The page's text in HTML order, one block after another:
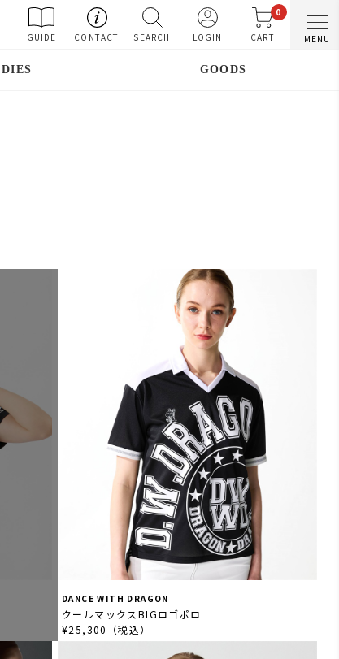
GUIDE CONTACT SEARCH LOGIN
0
CART MENU
GOODS
DANCE WITH DRAGON
クールマックスBIGロゴポロ
¥25,300（税込）